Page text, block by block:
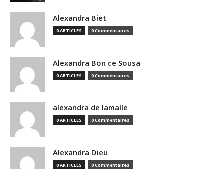
Alexandra Biet
0 ARTICLES 0 Commentaires
Alexandra Bon de Sousa
0 ARTICLES 0 Commentaires
alexandra de lamalle
0 ARTICLES 0 Commentaires
Alexandra Dieu
0 ARTICLES 0 Commentaires